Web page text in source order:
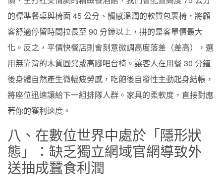
的標準餐桌與椅面 45 公分、觸感溫潤的軟質包裹椅，將顧
客舒適停留時間拉長至 90 分鐘以上，拼的是客單價最大
化。反之，平價快餐店則會刻意微調高度落差（差高），選
用無靠背的木質圓凳或高腳吧台椅。讓客人在用餐 30 分鐘
後身體自然產生微幅疲勞感，吃飽後自發性主動起身結帳，
將座位迅速讓給下一組排隊人群。家具的柔軟度，直接對應
著你的獲利速度。
八、在數位世界中處於「隱形狀
態」：缺乏獨立網域官網導致外
送抽成蠶食利潤